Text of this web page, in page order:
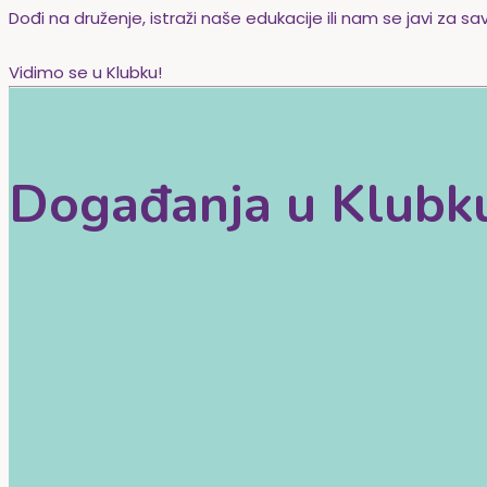
Dođi na druženje, istraži naše edukacije ili nam se javi za
Vidimo se u Klubku!
Događanja u